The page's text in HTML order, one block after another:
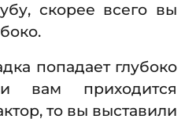
скорее всего вы
попадает глубоко
приходится
то вы выставили